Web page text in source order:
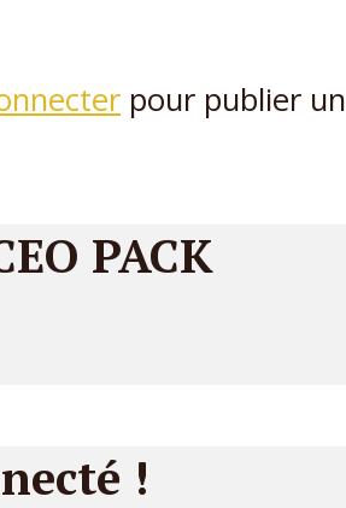
pour publier un
PACK
!